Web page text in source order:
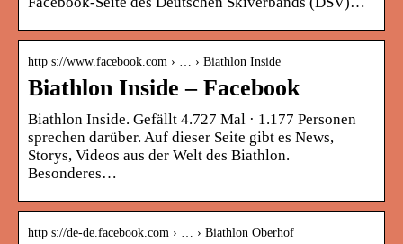
http s://www.facebook.com › … › Biathlon Inside
Biathlon Inside – Facebook
Biathlon Inside. Gefällt 4.727 Mal · 1.177 Personen
sprechen darüber. Auf dieser Seite gibt es News,
Storys, Videos aus der Welt des Biathlon.
Besonderes…
http s://de-de.facebook.com › … › Biathlon Oberhof